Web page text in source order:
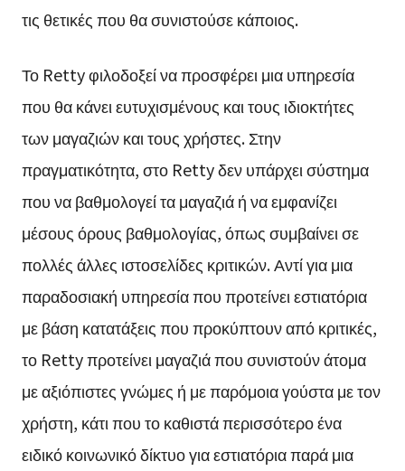
τις θετικές που θα συνιστούσε κάποιος.
Το Retty φιλοδοξεί να προσφέρει μια υπηρεσία
που θα κάνει ευτυχισμένους και τους ιδιοκτήτες
των μαγαζιών και τους χρήστες. Στην
πραγματικότητα, στο Retty δεν υπάρχει σύστημα
που να βαθμολογεί τα μαγαζιά ή να εμφανίζει
μέσους όρους βαθμολογίας, όπως συμβαίνει σε
πολλές άλλες ιστοσελίδες κριτικών. Αντί για μια
παραδοσιακή υπηρεσία που προτείνει εστιατόρια
με βάση κατατάξεις που προκύπτουν από κριτικές,
το Retty προτείνει μαγαζιά που συνιστούν άτομα
με αξιόπιστες γνώμες ή με παρόμοια γούστα με τον
χρήστη, κάτι που το καθιστά περισσότερο ένα
ειδικό κοινωνικό δίκτυο για εστιατόρια παρά μια